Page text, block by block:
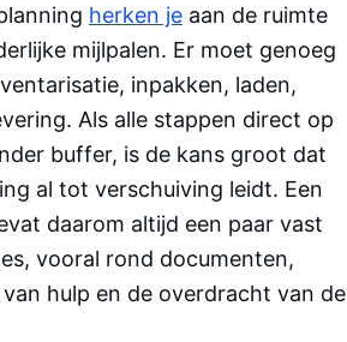
herken je aan de ruimte
mijlpalen. Er moet genoeg
inpakken, laden,
Als alle stappen direct op
buffer, is de kans groot dat
al tot verschuiving leidt. Een
daarom altijd een paar vast
vooral rond documenten,
hulp en de overdracht van de